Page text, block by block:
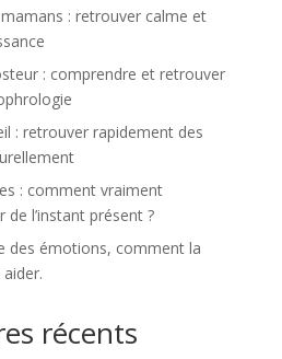
: retrouver calme et
: comprendre et retrouver
: retrouver rapidement des
: comment vraiment
l’instant présent ?
des émotions, comment la
récents